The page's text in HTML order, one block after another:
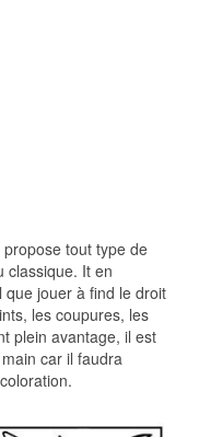
tout type de
classique. It en
que jouer à find le droit
les coupures, les
plein avantage, il est
car il faudra